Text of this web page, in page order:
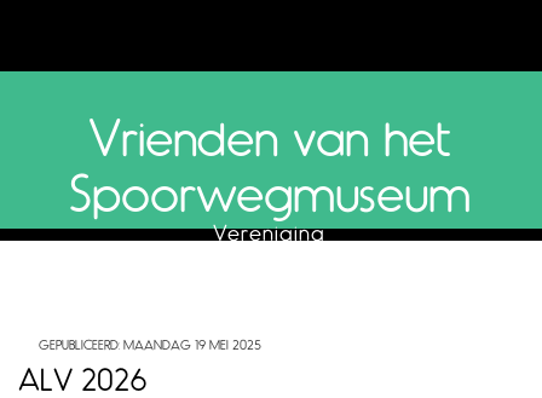
Vrienden van het
Spoorwegmuseum
Vereniging
GEPUBLICEERD: MAANDAG 19 MEI 2025
ALV 2026